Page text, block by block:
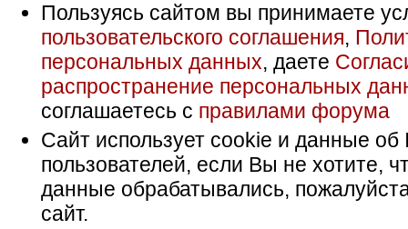
Пользуясь сайтом вы принимаете
пользовательского соглашения,
персональных данных, даете
распространение персональных
соглашаетесь с правилами форума
Сайт использует cookie и данные об
пользователей, если Вы не хотите,
данные обрабатывались,
сайт.